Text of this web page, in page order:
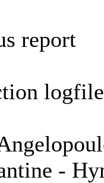
report
-